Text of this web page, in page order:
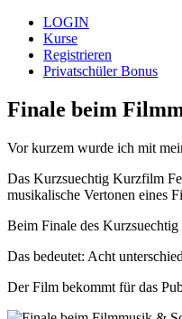
LOGIN
Kurse
Registrieren
Privatschüler Bonus
Finale beim
Vor kurzem wurde ich mit
Das Kurzsuechtig Kurzfilm
musikalische Vertonen eines
Beim Finale des
Das bedeutet: Acht
Der Film bekommt für das